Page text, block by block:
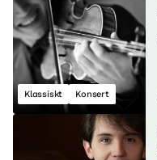
Klassiskt Konsert